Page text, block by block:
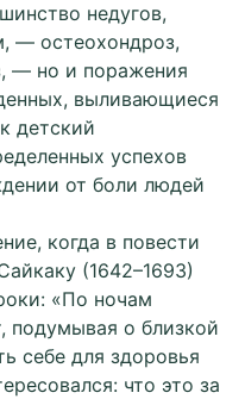
недугов,
— остеохондроз,
— но и поражения
выливающиеся
детский
успехов
от боли людей
когда в повести
(1642–1693)
«По ночам
подумывая о близкой
себе для здоровья
что это за